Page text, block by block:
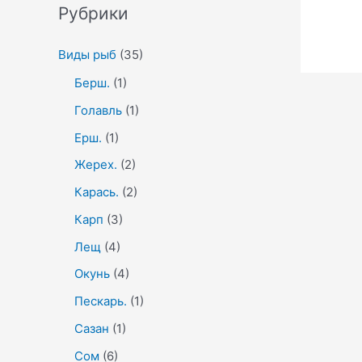
Рубрики
Виды рыб (35)
Берш. (1)
Голавль (1)
Ерш. (1)
Жерех. (2)
Карась. (2)
Карп (3)
Лещ (4)
Окунь (4)
Пескарь. (1)
Сазан (1)
Сом (6)